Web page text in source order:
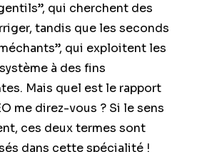
qui cherchent des
tandis que les seconds
qui exploitent les
à des fins
Mais quel est le rapport
me direz-vous ? Si le sens
ces deux termes sont
dans cette spécialité !